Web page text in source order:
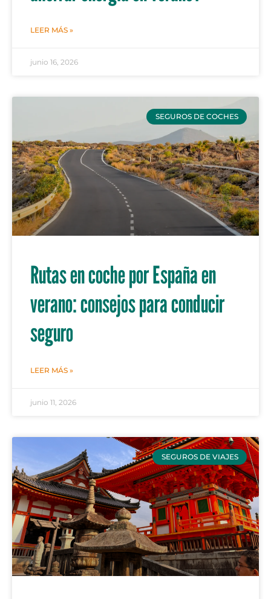
LEER MÁS »
junio 16, 2026
SEGUROS DE COCHES
Rutas en coche por España en
verano: consejos para conducir
seguro
LEER MÁS »
junio 11, 2026
SEGUROS DE VIAJES